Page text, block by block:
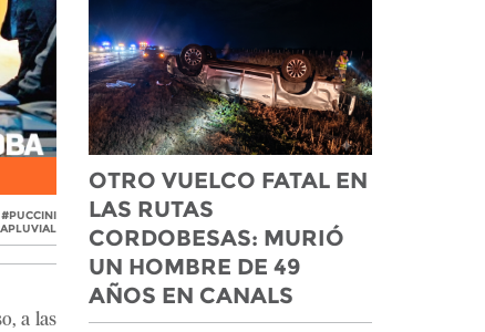
Acto de firma del convenio por espacio en el puerto.
a las
OTRO VUELCO FATAL EN
LAS RUTAS
CORDOBESAS: MURIÓ
UN HOMBRE DE 49
AÑOS EN CANALS